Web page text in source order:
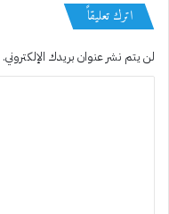
اترك تعليقاً
لن يتم نشر عنوان بريدك الإلكتروني.